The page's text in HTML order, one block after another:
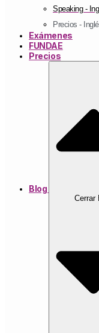
Speaking -
Precios -
Exámenes
FUNDAE
Precios
Blog
Cerrar